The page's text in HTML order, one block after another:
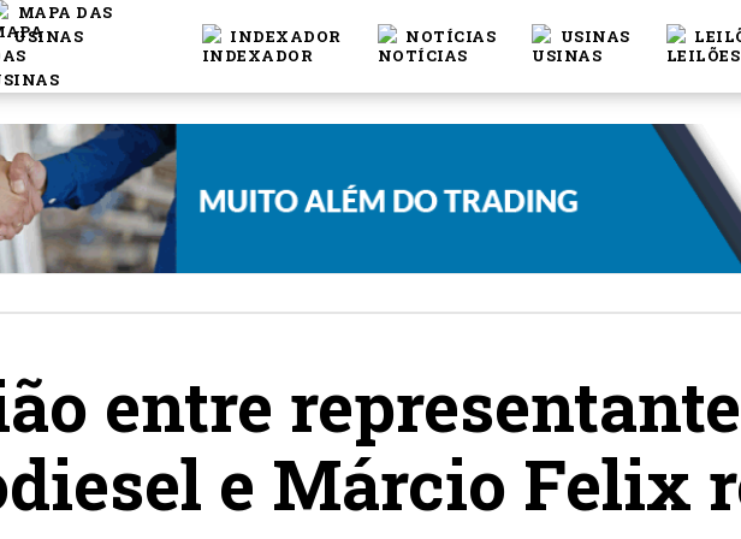
MAPA DAS
USINAS
INDEXADOR NOTÍCIAS USINAS
entre
e Márcio Felix